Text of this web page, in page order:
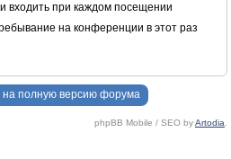
входить при каждом посещении
на конференции в этот раз
на полную версию форума
phpBB Mobile / SEO byArtodia